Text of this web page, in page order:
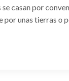
casan por
por unas tierras o